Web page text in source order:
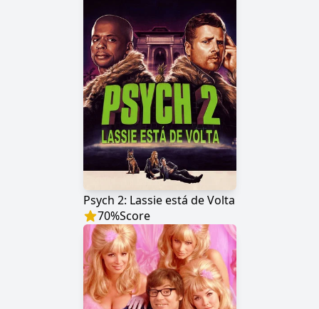
Psych 2: Lassie está de Volta
70%Score